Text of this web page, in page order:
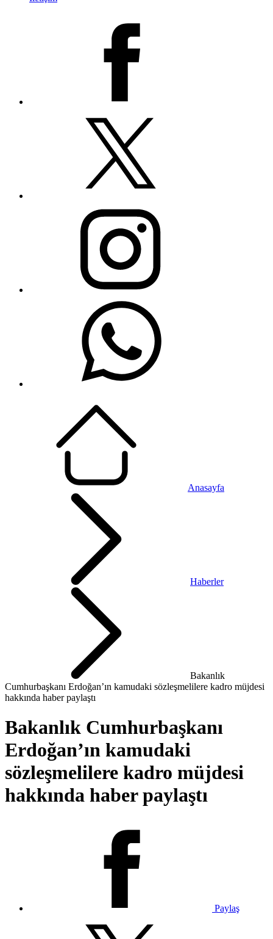
Anasayfa
Haberler
Bakanlık
Cumhurbaşkanı Erdoğan’ın kamudaki sözleşmelilere kadro müjdesi
hakkında haber paylaştı
Bakanlık Cumhurbaşkanı
Erdoğan’ın kamudaki
sözleşmelilere kadro müjdesi
hakkında haber paylaştı
Paylaş